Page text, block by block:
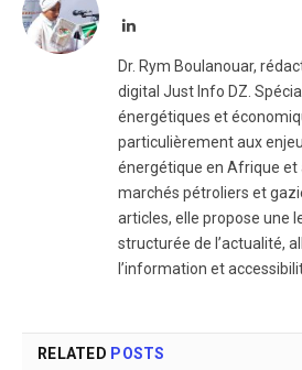
LinkedIn
Dr. Rym Boulanouar,
digital Just Info DZ.
énergétiques et
particulièrement aux
énergétique en Afrique et
marchés pétroliers et
articles, elle propose une
structurée de l’actualité,
l’information et
RELATED POSTS